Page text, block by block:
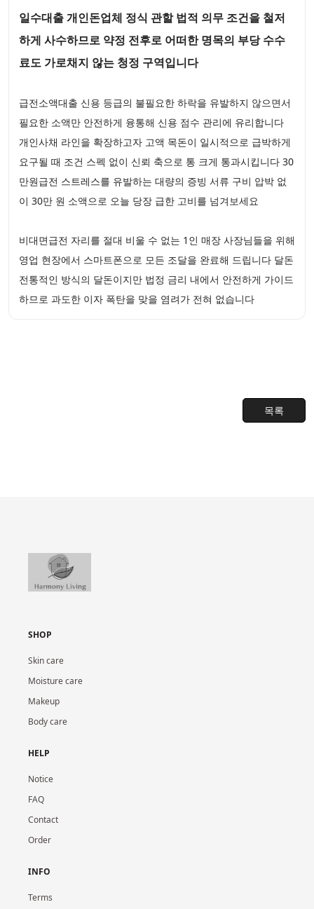
일수대출 개인돈업체 정식 관할 법적 의무 조건을 철저
하게 사수하므로 약정 전후로 어떠한 명목의 부당 수수
료도 가로채지 않는 청정 구역입니다
급전소액대출 신용 등급의 불필요한 하락을 유발하지 않으면서
필요한 소액만 안전하게 융통해 신용 점수 관리에 유리합니다
개인사채 라인을 확장하고자 고액 목돈이 일시적으로 급박하게
요구될 때 조건 스펙 없이 신뢰 축으로 통 크게 통과시킵니다 30
만원급전 스트레스를 유발하는 대량의 증빙 서류 구비 압박 없
이 30만 원 소액으로 오늘 당장 급한 고비를 넘겨보세요
비대면급전 자리를 절대 비울 수 없는 1인 매장 사장님들을 위해
영업 현장에서 스마트폰으로 모든 조달을 완료해 드립니다 달돈
전통적인 방식의 달돈이지만 법정 금리 내에서 안전하게 가이드
하므로 과도한 이자 폭탄을 맞을 염려가 전혀 없습니다
목록
SHOP
Skin care
Moisture care
Makeup
Body care
HELP
Notice
FAQ
Contact
Order
INFO
Terms